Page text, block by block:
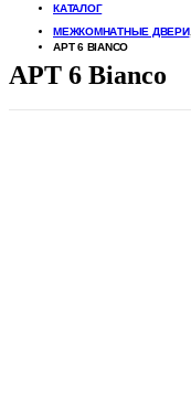
КАТАЛОГ
МЕЖКОМНАТНЫЕ ДВЕРИ,
АРТ 6 BIANCO
АРТ 6 Bianco